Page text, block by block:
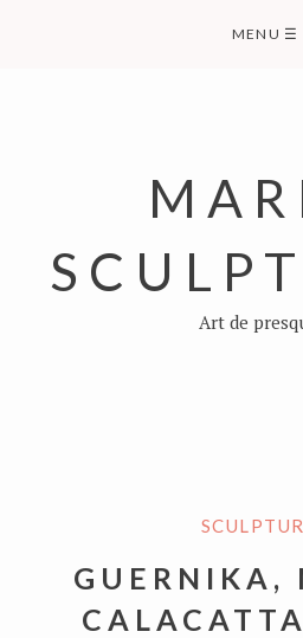
MENU ☰
Art de
GUERNIKA,